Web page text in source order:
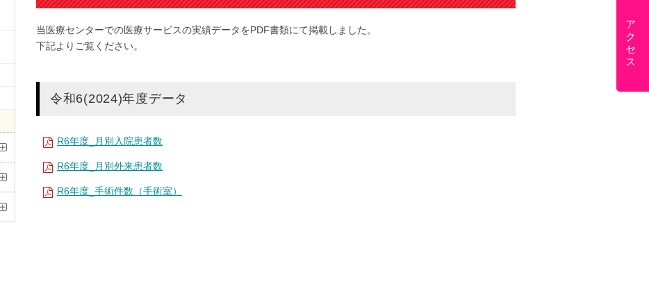
当医療センターでの医療サービスの実績データをPDF書類にて掲載しました。
下記よりご覧ください。
令和6(2024)年度データ
R6年度_月別入院患者数
R6年度_月別外来患者数
R6年度_手術件数（手術室）
ア
ク
セ
ス